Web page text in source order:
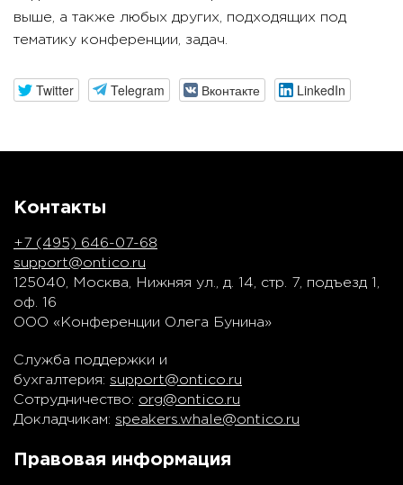
выше, а также любых других, подходящих под
тематику конференции, задач.
Twitter Telegram Вконтакте LinkedIn
Контакты
+7 (495) 646-07-68
support@ontico.ru
125040, Москва, Нижняя ул., д. 14, стр. 7, подъезд 1,
оф. 16
ООО «Конференции Олега Бунина»
Служба поддержки и
бухгалтерия: support@ontico.ru
Сотрудничество: org@ontico.ru
Докладчикам: speakers.whale@ontico.ru
Правовая информация